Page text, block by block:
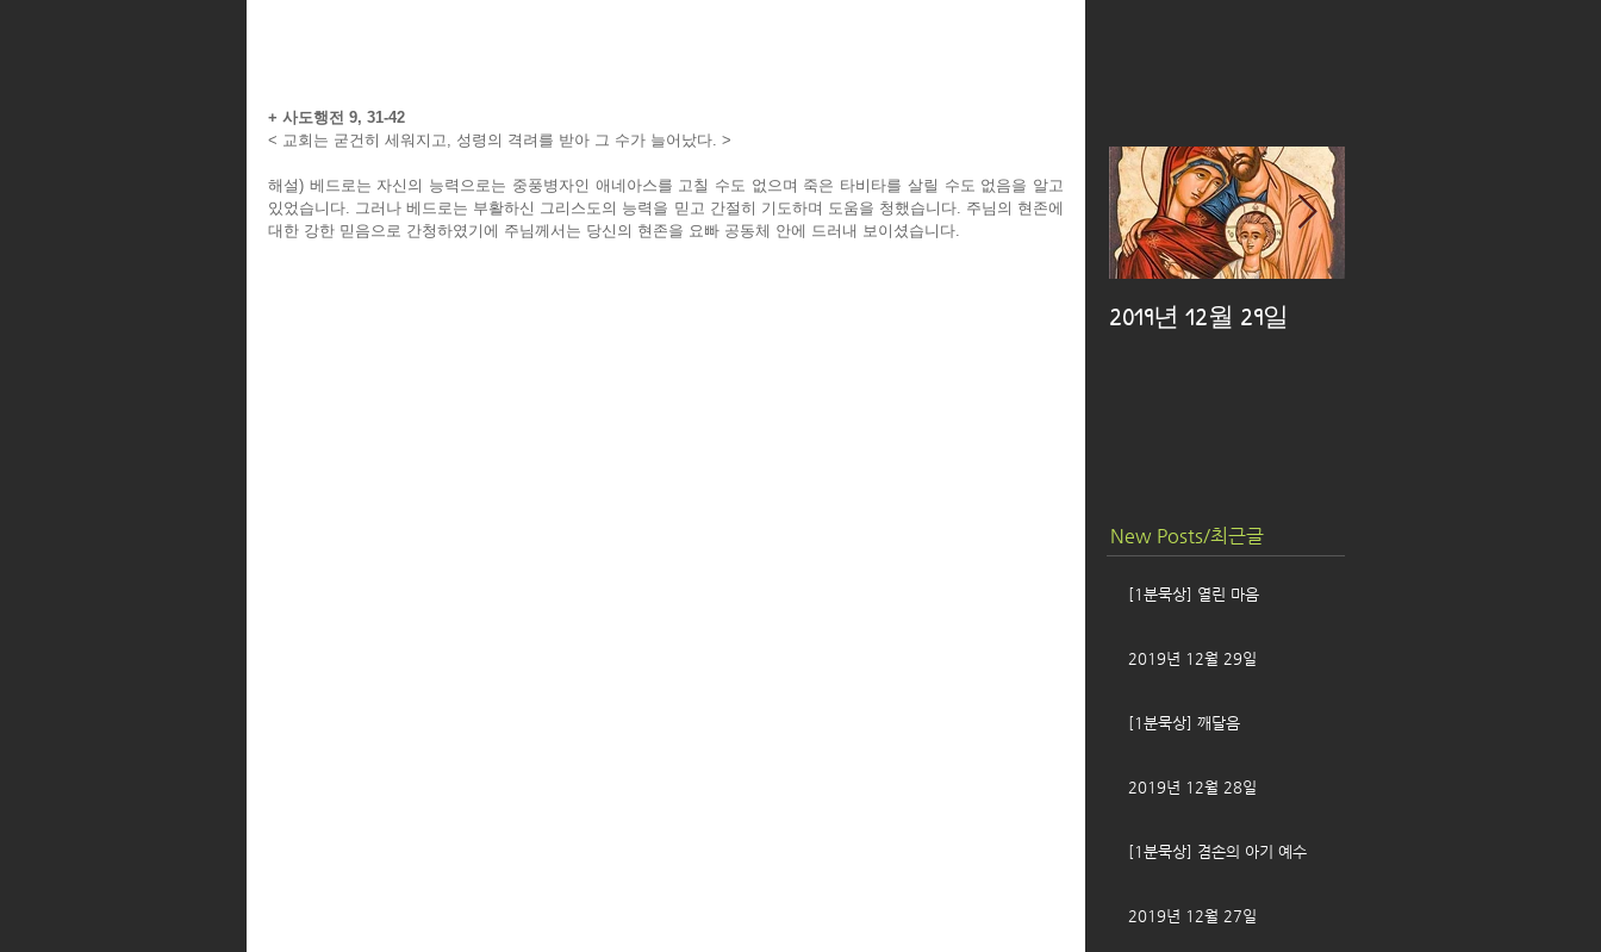
2019년 12월 29일
New Posts/최근글
[1분묵상] 열린 마음
2019년 12월 29일
[1분묵상] 깨달음
2019년 12월 28일
[1분묵상] 겸손의 아기 예수
2019년 12월 27일
+ 사도행전 9, 31-42
< 교회는 굳건히 세워지고, 성령의 격려를 받아 그 수가 늘어났다. >
해설) 베드로는 자신의 능력으로는 중풍병자인 애네아스를 고칠 수도 없으며 죽은 타비타를 살릴 수도 없음을 알고
있었습니다. 그러나 베드로는 부활하신 그리스도의 능력을 믿고 간절히 기도하며 도움을 청했습니다. 주님의 현존에
대한 강한 믿음으로 간청하였기에 주님께서는 당신의 현존을 요빠 공동체 안에 드러내 보이셨습니다.